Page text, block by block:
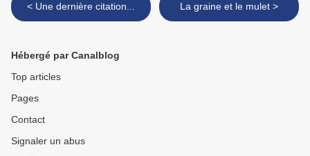
< Une dernière citation... La graine et le mulet >
Hébergé par Canalblog
Top articles
Pages
Contact
Signaler un abus